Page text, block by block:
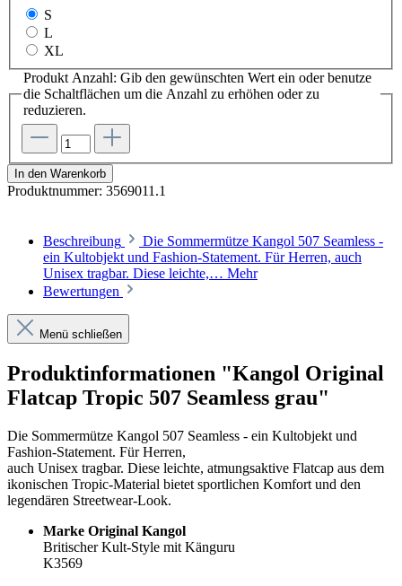
S
L
XL
Produkt Anzahl: Gib den gewünschten Wert ein oder benutze
die Schaltflächen um die Anzahl zu erhöhen oder zu
reduzieren.
In den Warenkorb
Produktnummer: 3569011.1
Beschreibung
Die Sommermütze Kangol 507 Seamless -
ein Kultobjekt und Fashion-Statement. Für Herren, auch
Unisex tragbar. Diese leichte,… Mehr
Bewertungen
Menü schließen
Produktinformationen "Kangol Original
Flatcap Tropic 507 Seamless grau"
Die Sommermütze Kangol 507 Seamless - ein Kultobjekt und
Fashion-Statement. Für Herren,
auch Unisex tragbar. Diese leichte, atmungsaktive Flatcap aus dem
ikonischen Tropic-Material bietet sportlichen Komfort und den
legendären Streetwear-Look.
Marke Original Kangol
Britischer Kult-Style mit Känguru
K3569